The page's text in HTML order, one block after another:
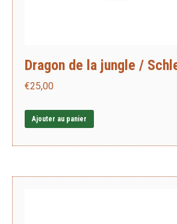
Dragon de la jungle /
€25,00
Ajouter au panier